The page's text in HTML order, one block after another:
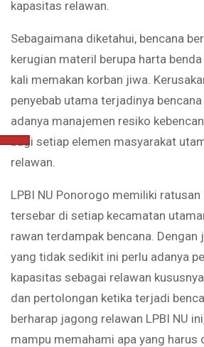
kapasitas relawan.
Sebagaimana diketahui, bencana
kerugian materil berupa harta
kali memakan korban jiwa.
penyebab utama terjadinya
adanya manajemen resiko
bagi setiap elemen masyarakat
relawan.
LPBI NU Ponorogo memiliki ratusan
tersebar di setiap kecamatan
rawan terdampak bencana. Dengan
yang tidak sedikit ini perlu adanya
kapasitas sebagai relawan
dan pertolongan ketika terjadi
berharap jagong relawan LPBI NU
mampu memahami apa yang harus